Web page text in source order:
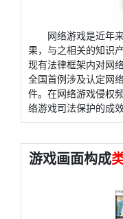
网络游戏是近年
果，与之相关的知识
现有法律框架内对网
全国首例涉及认定网
件。在网络游戏侵权
络游戏司法保护的成
游戏画面构成